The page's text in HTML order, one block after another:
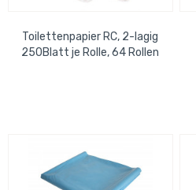
Toilettenpapier RC, 2-lagig
250Blatt je Rolle, 64 Rollen